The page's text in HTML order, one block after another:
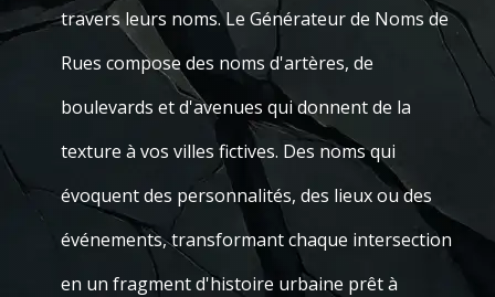
travers leurs noms. Le Générateur de Noms de
Rues compose des noms d'artères, de
boulevards et d'avenues qui donnent de la
texture à vos villes fictives. Des noms qui
évoquent des personnalités, des lieux ou des
événements, transformant chaque intersection
en un fragment d'histoire urbaine prêt à